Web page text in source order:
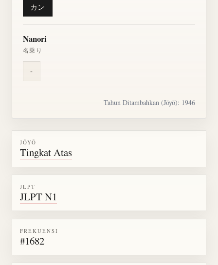
カン
Nanori
名乗り
-
Tahun Ditambahkan (Jōyō): 1946
JŌYŌ
Tingkat Atas
JLPT
JLPT N1
FREKUENSI
#1682